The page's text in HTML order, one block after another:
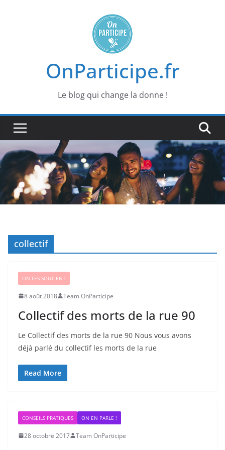
OnParticipe.fr
Le blog qui change la donne !
collectif
ON LES SOUTIENT
8 août 2018 Team OnParticipe
Collectif des morts de la rue 90
Le Collectif des morts de la rue 90 Nous vous avons
déjà parlé du collectif les morts de la rue
Read More
CONSEILS PRATIQUES ON EN PARLE !
28 octobre 2017 Team OnParticipe